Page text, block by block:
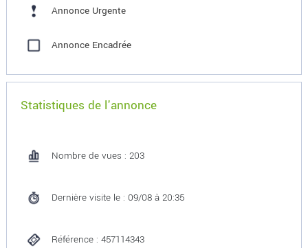
Annonce Urgente
Annonce Encadrée
Statistiques de l'annonce
Nombre de vues : 203
Dernière visite le : 09/08 à 20:35
Référence : 457114343